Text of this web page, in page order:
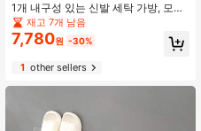
1개 내구성 있는 신발 세탁 가방, 모든
신발 유형에 적합 - 튼튼한 폴리에스
터 지퍼 잠금, 부드러운 플리스 안감,
재사용 가능, 운동화, 캐주얼 신발 및
필수품, 여행 필수품, 졸업 시즌
재고 7개 남음
7,780원 -30%
1other sellers